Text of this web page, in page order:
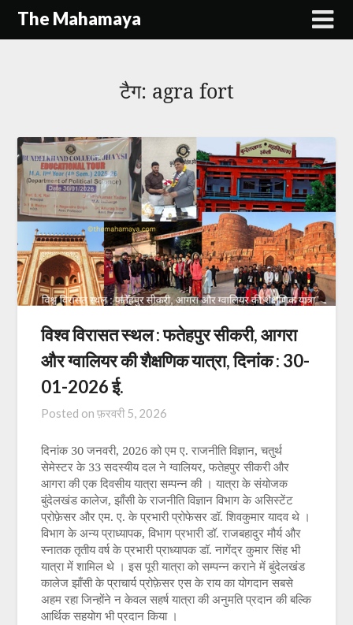
SkipThe Mahamaya
टैग: agra fort
विश्व विरासत स्थल : फतेहपुर सीकरी, आगरा
और ग्वालियर की शैक्षणिक यात्रा, दिनांक : 30-
01-2026 ई.
Posted onफ़रवरी 5, 2026
दिनांक 30 जनवरी, 2026 को एम ए. राजनीति विज्ञान, चतुर्थ
सेमेस्टर के 33 सदस्यीय दल ने ग्वालियर, फतेहपुर सीकरी और
आगरा की एक दिवसीय यात्रा सम्पन्न की । यात्रा के संयोजक
बुंदेलखंड कालेज, झाँसी के राजनीति विज्ञान विभाग के असिस्टेंट
प्रोफ़ेसर और एम. ए. के प्रभारी प्रोफेसर डॉ. शिवकुमार यादव थे ।
विभाग के अन्य प्राध्यापक, विभाग प्रभारी डॉ. राजबहादुर मौर्य और
स्नातक तृतीय वर्ष के प्रभारी प्राध्यापक डॉ. नागेंद्र कुमार सिंह भी
यात्रा में शामिल थे । इस पूरी यात्रा को सम्पन्न कराने में बुंदेलखंड
कालेज झाँसी के प्राचार्य प्रोफ़ेसर एस के राय का योगदान सबसे
अहम रहा जिन्होंने न केवल सहर्ष यात्रा की अनुमति प्रदान की बल्कि
आर्थिक सहयोग भी प्रदान किया ।